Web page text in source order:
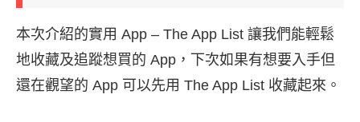
本次介紹的實用 App – The App List 讓我們能輕鬆
地收藏及追蹤想買的 App，下次如果有想要入手但
還在觀望的 App 可以先用 The App List 收藏起來。